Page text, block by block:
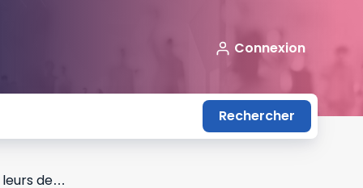
Connexion
Rechercher
Le droit d’accès aux données personnelles inclut aussi le droit de connaître leurs destinataires